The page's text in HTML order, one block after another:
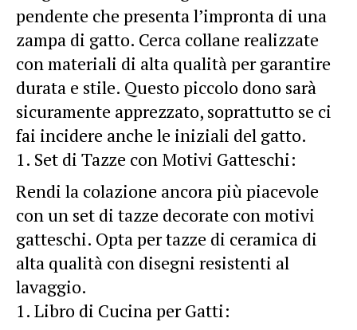
pendente che presenta l’impronta di una
zampa di gatto. Cerca collane realizzate
con materiali di alta qualità per garantire
durata e stile. Questo piccolo dono sarà
sicuramente apprezzato, soprattutto se ci
fai incidere anche le iniziali del gatto.
Set di Tazze con Motivi Gatteschi:
Rendi la colazione ancora più piacevole
con un set di tazze decorate con motivi
gatteschi. Opta per tazze di ceramica di
alta qualità con disegni resistenti al
lavaggio.
Libro di Cucina per Gatti: